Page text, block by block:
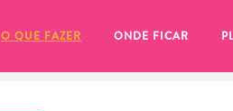
O QUE FAZER ONDE FICAR